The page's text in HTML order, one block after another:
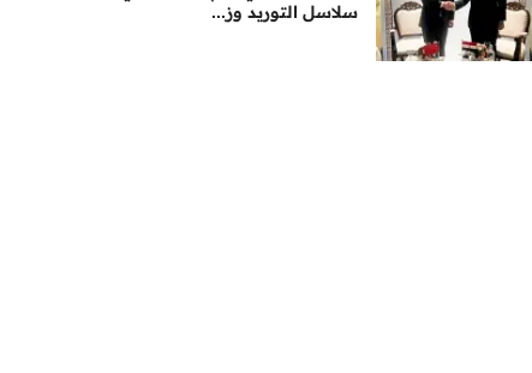
سلاسل التوريد وز...